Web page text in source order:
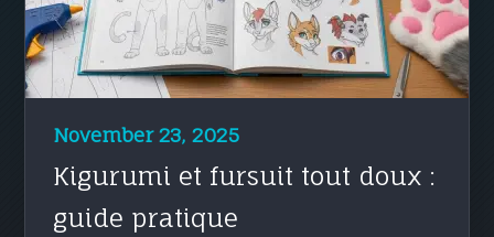
November 23, 2025
Kigurumi et fursuit tout doux :
guide pratique